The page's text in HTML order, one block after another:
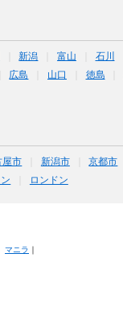
新潟 富山 石川
広島 山口 徳島
屋市 新潟市 京都市
ロンドン
マニラ ｜